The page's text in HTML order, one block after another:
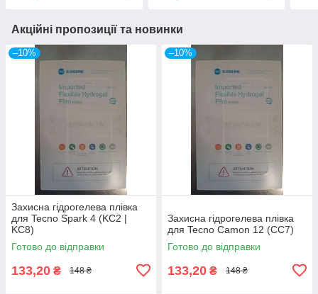
Акційні пропозиції та новинки
–10%
Захисна гідрогелева плівка
для Tecno Spark 4 (KC2 |
KC8)
Готово до відправки
133,20 ₴ 148 ₴
–10%
Захисна гідрогелева плівка
для Tecno Camon 12 (CC7)
Готово до відправки
133,20 ₴ 148 ₴